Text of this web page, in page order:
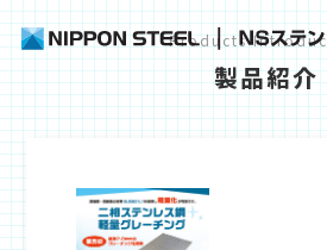
製品紹介
Products